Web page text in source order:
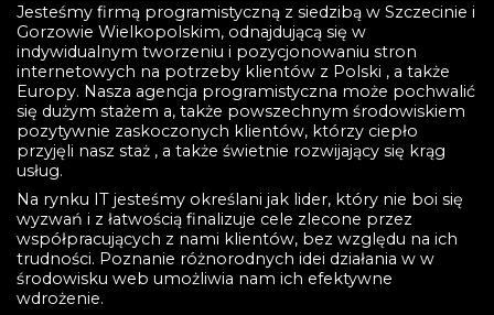
Jesteśmy firmą programistyczną z siedzibą w Szczecinie i
Gorzowie Wielkopolskim, odnajdującą się w
indywidualnym tworzeniu i pozycjonowaniu stron
internetowych na potrzeby klientów z Polski , a także
Europy. Nasza agencja programistyczna może pochwalić
się dużym stażem a, także powszechnym środowiskiem
pozytywnie zaskoczonych klientów, którzy ciepło
przyjęli nasz staż , a także świetnie rozwijający się krąg
usług.
Na rynku IT jesteśmy określani jak lider, który nie boi się
wyzwań i z łatwością finalizuje cele zlecone przez
współpracujących z nami klientów, bez względu na ich
trudności. Poznanie różnorodnych idei działania w w
środowisku web umożliwia nam ich efektywne
wdrożenie.